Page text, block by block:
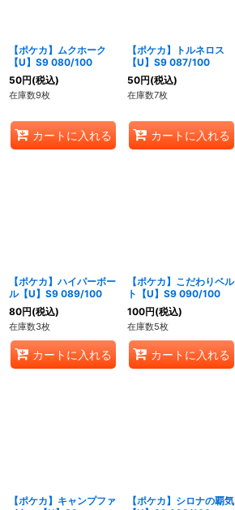
【ポケカ】ムクホーク
【U】S9 080/100
50円(税込)
在庫数9枚
カートに入れる
【ポケカ】トルネロス
【U】S9 087/100
50円(税込)
在庫数7枚
カートに入れる
【ポケカ】ハイパーボー
ル【U】S9 089/100
80円(税込)
在庫数3枚
カートに入れる
【ポケカ】こだわりベル
ト【U】S9 090/100
100円(税込)
在庫数5枚
カートに入れる
【ポケカ】キャンプファ
【ポケカ】シロナの覇気